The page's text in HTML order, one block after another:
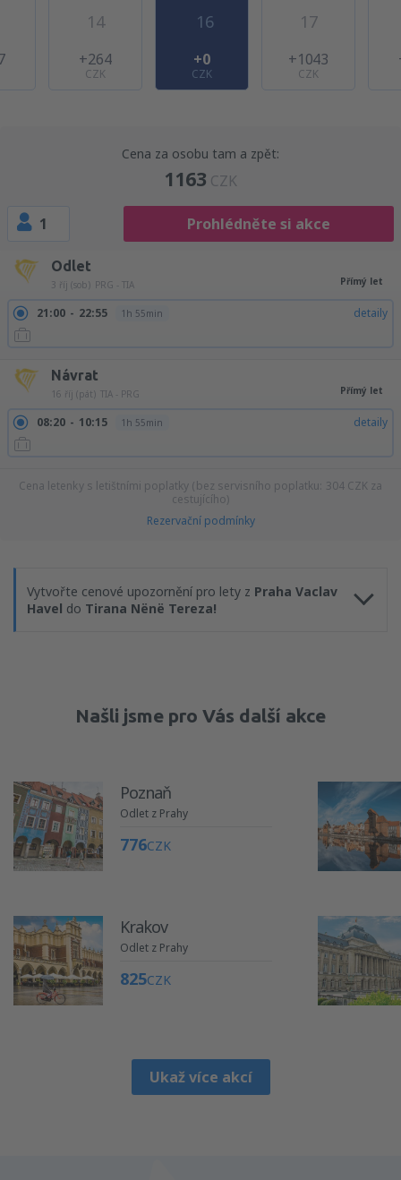
14
+264
CZK
16
+0
CZK
17
+1043
CZK
Cena za osobu tam a zpět:
1163 CZK
1 Prohlédněte si akce
Odlet
3 říj (sob) PRG - TIA Přímý let
21:00 22:55 1h 55min detaily
Návrat
16 říj (pát) TIA - PRG Přímý let
08:20 10:15 1h 55min detaily
Cena letenky s letištními poplatky (bez servisního poplatku: 304 CZK za
cestujícího)
Rezervační podmínky
Vytvořte cenové upozornění pro lety z Praha Vaclav
Havel do Tirana Nënë Tereza!
Našli jsme pro Vás další akce
Poznaň
Odlet z Prahy
776CZK
Krakov
Odlet z Prahy
825CZK
Ukaž více akcí